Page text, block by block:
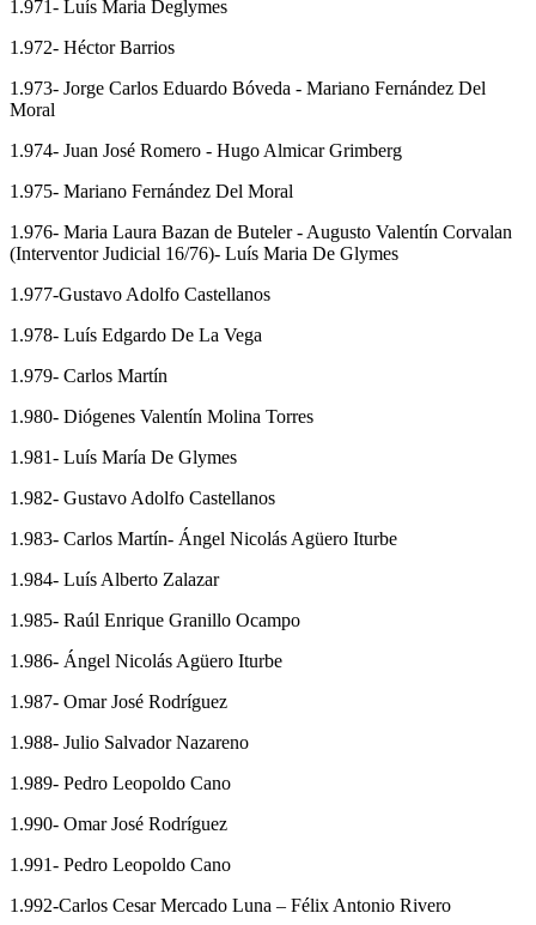
1.971- Luís Maria Deglymes
1.972- Héctor Barrios
1.973- Jorge Carlos Eduardo Bóveda - Mariano Fernández Del
Moral
1.974- Juan José Romero - Hugo Almicar Grimberg
1.975- Mariano Fernández Del Moral
1.976- Maria Laura Bazan de Buteler - Augusto Valentín Corvalan
(Interventor Judicial 16/76)- Luís Maria De Glymes
1.977-Gustavo Adolfo Castellanos
1.978- Luís Edgardo De La Vega
1.979- Carlos Martín
1.980- Diógenes Valentín Molina Torres
1.981- Luís María De Glymes
1.982- Gustavo Adolfo Castellanos
1.983- Carlos Martín- Ángel Nicolás Agüero Iturbe
1.984- Luís Alberto Zalazar
1.985- Raúl Enrique Granillo Ocampo
1.986- Ángel Nicolás Agüero Iturbe
1.987- Omar José Rodríguez
1.988- Julio Salvador Nazareno
1.989- Pedro Leopoldo Cano
1.990- Omar José Rodríguez
1.991- Pedro Leopoldo Cano
1.992-Carlos Cesar Mercado Luna – Félix Antonio Rivero